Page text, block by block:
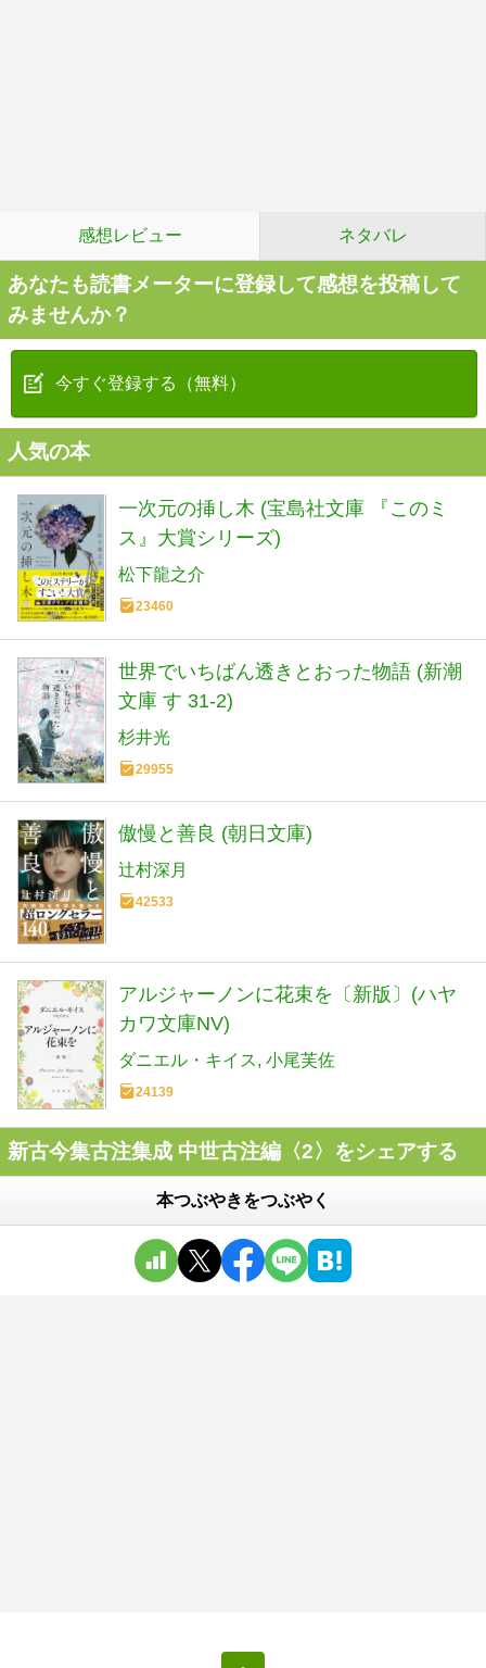
感想レビュー ネタバレ
あなたも読書メーターに登録して感想を投稿して
みませんか？
今すぐ登録する（無料）
人気の本
一次元の挿し木 (宝島社文庫 『このミ
ス』大賞シリーズ)
松下龍之介
23460
世界でいちばん透きとおった物語 (新潮
文庫 す 31-2)
杉井光
29955
傲慢と善良 (朝日文庫)
辻村深月
42533
アルジャーノンに花束を〔新版〕(ハヤ
カワ文庫NV)
ダニエル・キイス 小尾芙佐
24139
新古今集古注集成 中世古注編〈2〉をシェアする
本つぶやきをつぶやく